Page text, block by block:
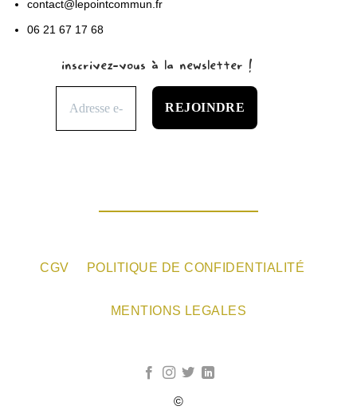
contact@lepointcommun.fr
06 21 67 17 68
inscrivez-vous à la newsletter !
CGV POLITIQUE DE CONFIDENTIALITÉ
MENTIONS LEGALES
©